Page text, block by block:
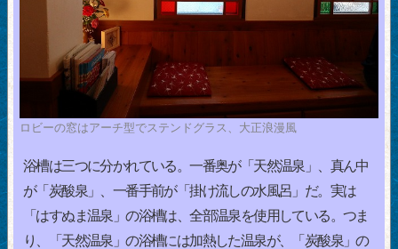
ロビーの窓はアーチ型でステンドグラス、大正浪漫風
浴槽は三つに分かれている。一番奥が「天然温泉」、真ん中
が「炭酸泉」、一番手前が「掛け流しの水風呂」だ。実は
「はすぬま温泉」の浴槽は、全部温泉を使用している。つま
り、「天然温泉」の浴槽には加熱した温泉が、「炭酸泉」の